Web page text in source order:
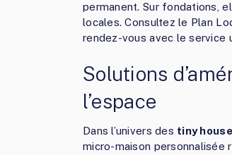
permanent. Sur fondations,
locales. Consultez le Plan
rendez-vous avec le service
Solutions
l’espace
Dans l’univers des tiny
micro-maison personnalisée